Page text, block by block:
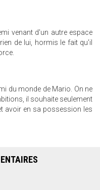
venant d'un autre espace
de lui, hormis le fait qu'il
du monde de Mario. On ne
il souhaite seulement
avoir en sa possession les